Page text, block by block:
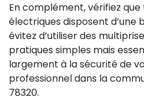
En complément, vérifiez
électriques disposent d’une
évitez d’utiliser des
pratiques simples mais
largement à la sécurité de
professionnel dans la
78320.